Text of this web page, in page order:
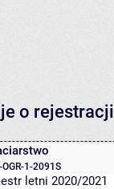
o rejestracji
1-2091S
letni 2020/2021